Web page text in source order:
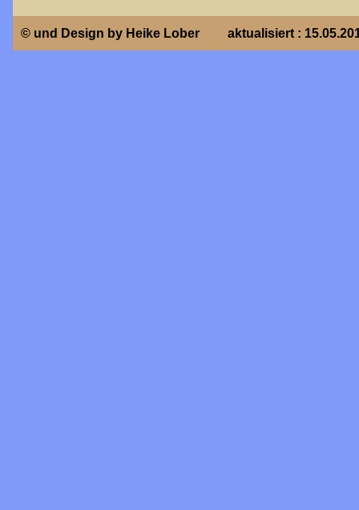
© und Design by Heike Lober aktualisiert :